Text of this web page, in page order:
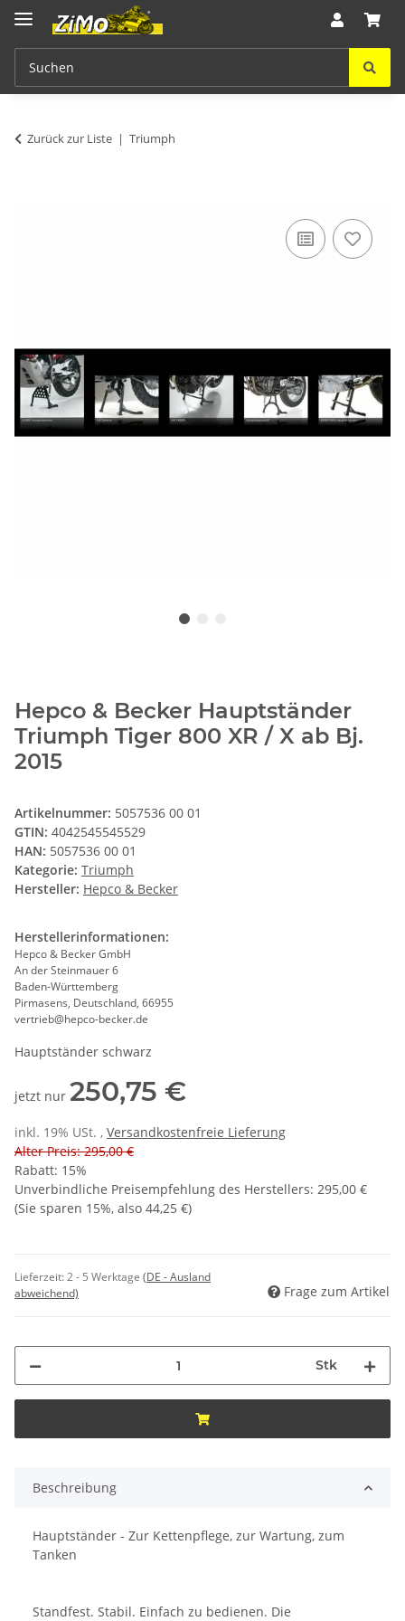
Zurück zur Liste Triumph
Hepco & Becker Hauptständer
Triumph Tiger 800 XR / X ab Bj.
2015
Artikelnummer: 5057536 00 01
GTIN: 4042545545529
HAN: 5057536 00 01
Kategorie: Triumph
Hersteller: Hepco & Becker
Herstellerinformationen:
Hepco & Becker GmbH
An der Steinmauer 6
Baden-Württemberg
Pirmasens, Deutschland, 66955
vertrieb@hepco-becker.de
Hauptständer schwarz
jetzt nur 250,75 €
inkl. 19% USt. , Versandkostenfreie Lieferung
Alter Preis: 295,00 €
Rabatt: 15%
Unverbindliche Preisempfehlung des Herstellers: 295,00 €
(Sie sparen 15%, also 44,25 €)
Lieferzeit:2 - 5 Werktage (DE - Ausland
abweichend)
Frage zum Artikel
Stk
Beschreibung
Hauptständer - Zur Kettenpflege, zur Wartung, zum
Tanken
Standfest. Stabil. Einfach zu bedienen. Die